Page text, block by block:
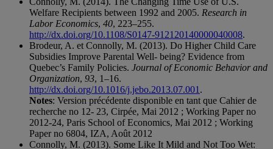
Welfare Recipients between 1992 and 2005. Research in
Labor Economics, 40, 223–255.
http://dx.doi.org/10.1108/S0147-912120140000040008.
Brodeur, A. et Connolly, M. (2013). Do Higher Child Care
Subsidies Improve Parental Well- being? Evidence from
Quebec’s Family Policies. Journal of Economic Behavior and
Organization, 93, 1–16.
http://dx.doi.org/10.1016/j.jebo.2013.07.001 .
Notes: Version précédente disponible en tant que Cahier de
recherche no 12- 23, Cirpée, Mai 2012 ; Working Paper no
2012-24, Paris School of Economics, Mai 2012 ; Working
Paper no 6804, IZA, Août 2012
Connolly, M. (2013). Some Like It Mild and Not Too Wet: